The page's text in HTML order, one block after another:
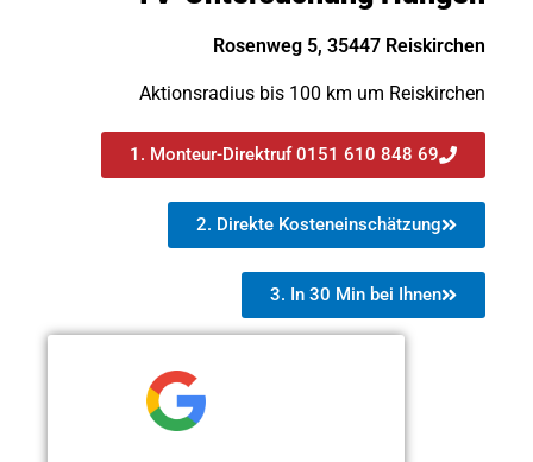
Rosenweg 5, 35447 Reiskirchen
Aktionsradius bis 100 km um Reiskirchen
1. Monteur-Direktruf 0151 610 848 69
2. Direkte Kosteneinschätzung
3. In 30 Min bei Ihnen